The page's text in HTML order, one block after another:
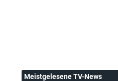
Meistgelesene TV-News